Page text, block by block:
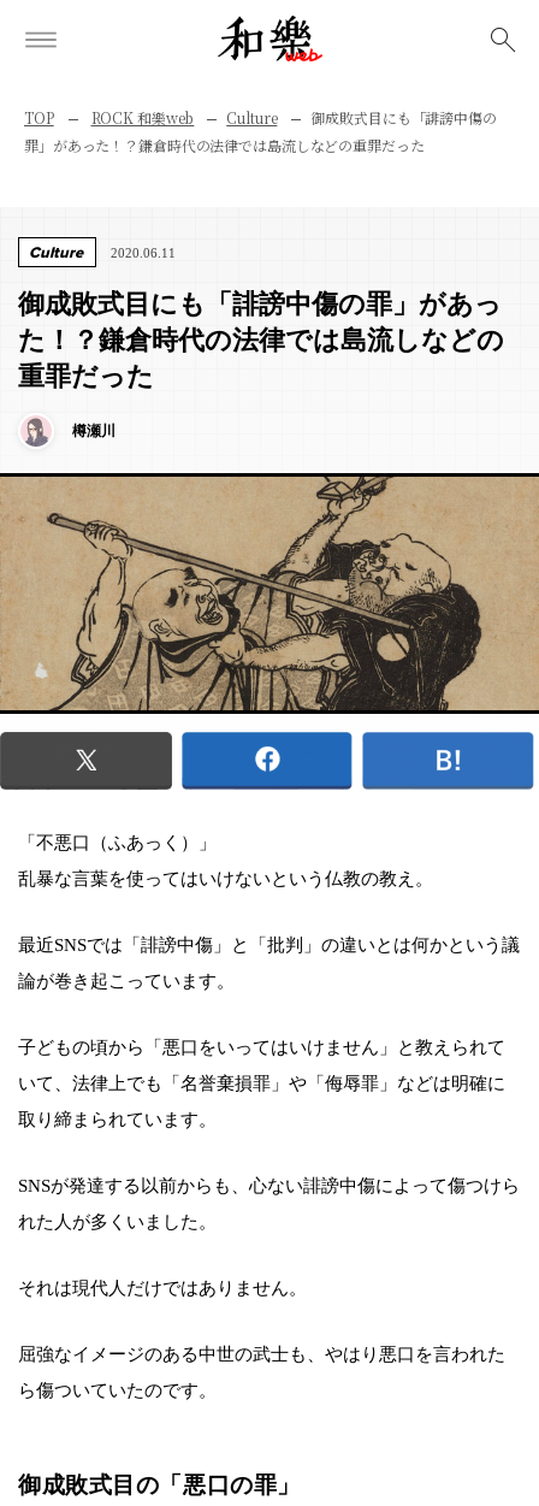
TOP ROCK 和樂web Culture
御成敗式目にも「誹謗中傷の
罪」があった！？鎌倉時代の法律では島流しなどの重罪だった
Culture 2020.06.11
御成敗式目にも「誹謗中傷の罪」があっ
た！？鎌倉時代の法律では島流しなどの
重罪だった
樽瀬川
「不悪口（ふあっく）」
乱暴な言葉を使ってはいけないという仏教の教え。
最近SNSでは「誹謗中傷」と「批判」の違いとは何かという議
論が巻き起こっています。
子どもの頃から「悪口をいってはいけません」と教えられて
いて、法律上でも「名誉棄損罪」や「侮辱罪」などは明確に
取り締まられています。
SNSが発達する以前からも、心ない誹謗中傷によって傷つけら
れた人が多くいました。
それは現代人だけではありません。
屈強なイメージのある中世の武士も、やはり悪口を言われた
ら傷ついていたのです。
御成敗式目の「悪口の罪」